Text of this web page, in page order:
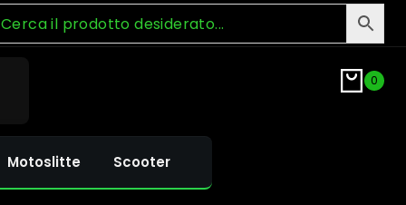
0
Motoslitte Scooter